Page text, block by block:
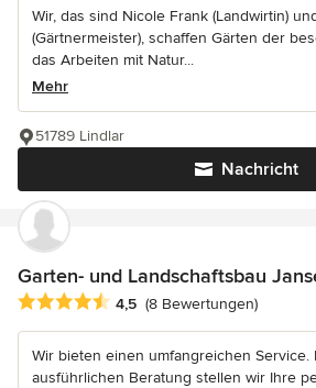
Wir, das sind Nicole Frank (Landwirtin)
(Gärtnermeister), schaffen Gärten der
das Arbeiten mit Natur...
Mehr
Nachricht
51789 Lindlar
Garten- und Landschaftsbau
Durchschnittliche Bewertung: 4.5 von
4,5 (8 Bewertungen)
Wir bieten einen umfangreichen Service.
ausführlichen Beratung stellen wir Ihre